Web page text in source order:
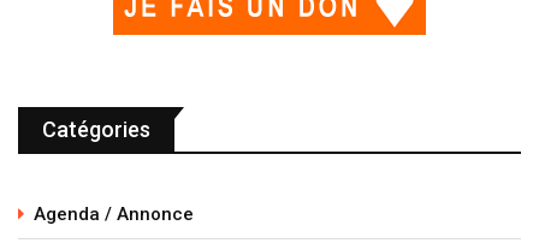
Catégories
Agenda / Annonce